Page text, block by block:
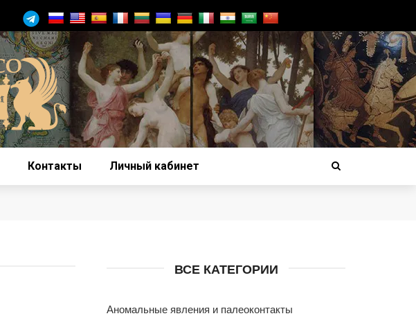
Контакты Личный кабинет
ВСЕ КАТЕГОРИИ
Аномальные явления и палеоконтакты